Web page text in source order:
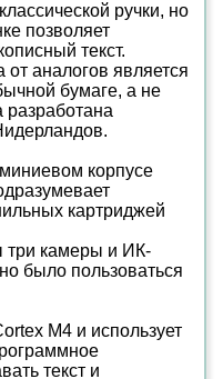
ручки, но
позволяет
текст.
аналогов является
бумаге, а не
разработана
корпусе
картриджей
три камеры и ИК-
было пользоваться
M4 и использует
текст и